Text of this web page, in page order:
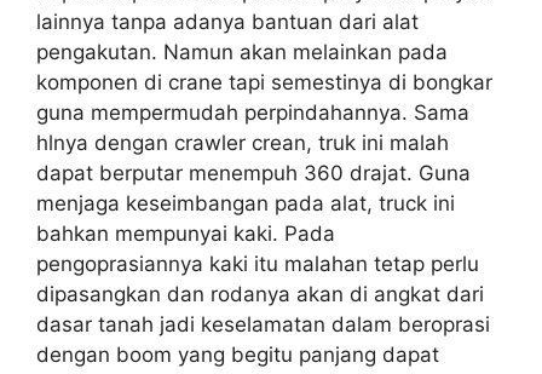
lainnya tanpa adanya bantuan dari alat
pengakutan. Namun akan melainkan pada
komponen di crane tapi semestinya di bongkar
guna mempermudah perpindahannya. Sama
hlnya dengan crawler crean, truk ini malah
dapat berputar menempuh 360 drajat. Guna
menjaga keseimbangan pada alat, truck ini
bahkan mempunyai kaki. Pada
pengoprasiannya kaki itu malahan tetap perlu
dipasangkan dan rodanya akan di angkat dari
dasar tanah jadi keselamatan dalam beroprasi
dengan boom yang begitu panjang dapat